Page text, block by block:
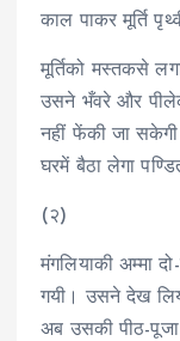
काल पाकर मूर्ति
मूर्तिको मस्तकसे
उसने भँवरे और
नहीं फेंकी जा
घरमें बैठा लेगा
(२)
मंगलियाकी अम्मा
गयी। उसने देख
अब उसकी पीठ-